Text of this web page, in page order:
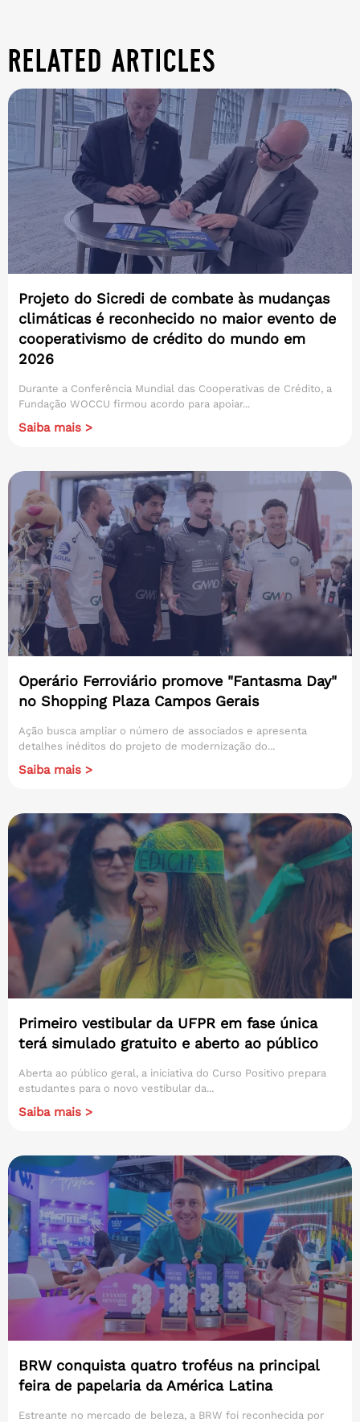
related articles
Projeto do Sicredi de combate às mudanças
climáticas é reconhecido no maior evento de
cooperativismo de crédito do mundo em
2026
Durante a Conferência Mundial das Cooperativas de Crédito, a
Fundação WOCCU firmou acordo para apoiar...
Saiba mais >
Operário Ferroviário promove "Fantasma Day"
no Shopping Plaza Campos Gerais
Ação busca ampliar o número de associados e apresenta
detalhes inéditos do projeto de modernização do...
Saiba mais >
Primeiro vestibular da UFPR em fase única
terá simulado gratuito e aberto ao público
Aberta ao público geral, a iniciativa do Curso Positivo prepara
estudantes para o novo vestibular da...
Saiba mais >
BRW conquista quatro troféus na principal
feira de papelaria da América Latina
Estreante no mercado de beleza, a BRW foi reconhecida por